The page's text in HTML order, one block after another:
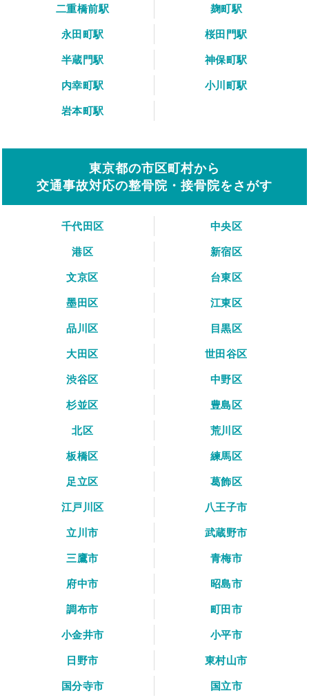
二重橋前駅
麹町駅
永田町駅
桜田門駅
半蔵門駅
神保町駅
内幸町駅
小川町駅
岩本町駅
東京都の市区町村から
交通事故対応の整骨院・接骨院をさがす
千代田区
中央区
港区
新宿区
文京区
台東区
墨田区
江東区
品川区
目黒区
大田区
世田谷区
渋谷区
中野区
杉並区
豊島区
北区
荒川区
板橋区
練馬区
足立区
葛飾区
江戸川区
八王子市
立川市
武蔵野市
三鷹市
青梅市
府中市
昭島市
調布市
町田市
小金井市
小平市
日野市
東村山市
国分寺市
国立市